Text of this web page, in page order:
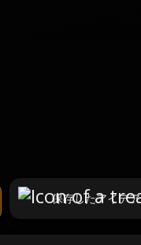
保存したアイデア